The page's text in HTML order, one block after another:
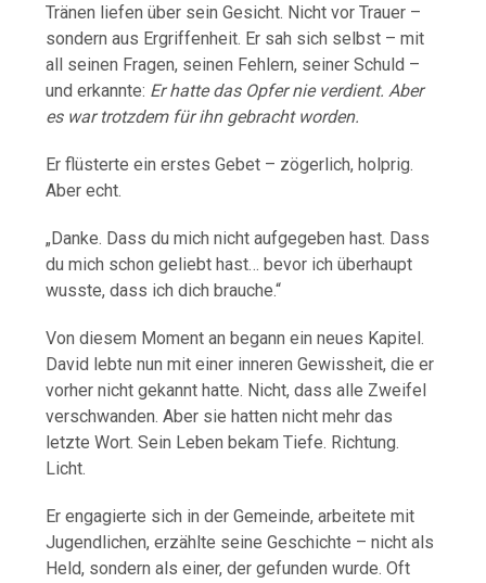
Tränen liefenüber seinGesicht. NichtvorTrauer –
sondernaus Ergriffenheit. Er sah sich selbst –mit
all seinen Fragen, seinen Fehlern, seinerSchuld –
underkannte: Erhattedas Opfernie verdient.Aber
es wartrotzdem fürihn gebracht worden.
ErflüsterteeinerstesGebet – zögerlich, holprig.
Aberecht.
„ Danke. Dassdumichnichtaufgegeben hast. Dass
dumich schongeliebt hast… bevor ichüberhaupt
wusste,dass ichdich brauche.“
Vondiesem Momentan beganneinneues Kapitel.
David lebtenunmiteiner innerenGewissheit,dieer
vorhernichtgekannt hatte. Nicht,dassalle Zweifel
verschwanden.Aber sie hattennichtmehrdas
letzteWort.Sein Leben bekamTiefe. Richtung.
Licht.
Erengagierte sich inderGemeinde,arbeitetemit
Jugendlichen,erzählte seineGeschichte –nichtals
Held, sondernalseiner,dergefundenwurde.Oft